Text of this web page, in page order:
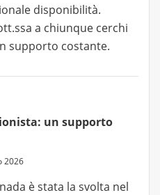
disponibilità.
a chiunque cerchi
supporto costante.
un supporto
2026
è stata la svolta nel